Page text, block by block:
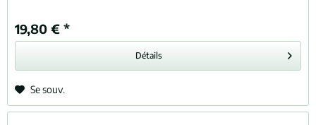
19,80 € *
Détails
Se souv.